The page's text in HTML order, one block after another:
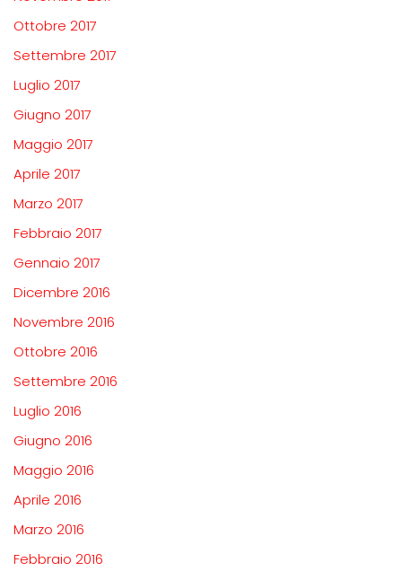
Ottobre 2017
Settembre 2017
Luglio 2017
Giugno 2017
Maggio 2017
Aprile 2017
Marzo 2017
Febbraio 2017
Gennaio 2017
Dicembre 2016
Novembre 2016
Ottobre 2016
Settembre 2016
Luglio 2016
Giugno 2016
Maggio 2016
Aprile 2016
Marzo 2016
Febbraio 2016